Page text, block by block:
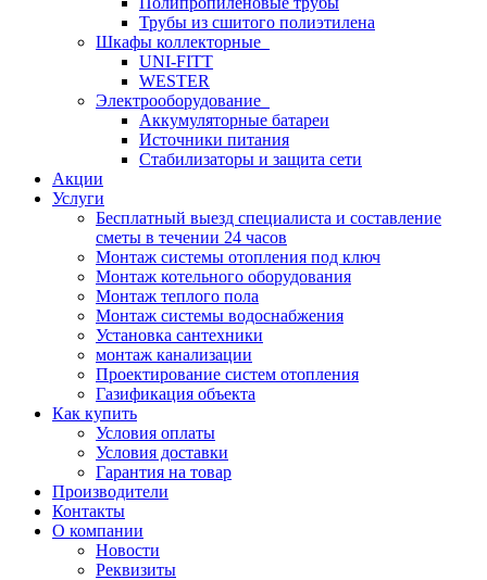
Трубы из сшитого полиэтилена
Шкафы коллекторные
UNI-FITT
WESTER
Электрооборудование
Аккумуляторные батареи
Источники питания
Стабилизаторы и защита сети
Акции
Услуги
Бесплатный выезд специалиста и составление
сметы в течении 24 часов
Монтаж системы отопления под ключ
Монтаж котельного оборудования
Монтаж теплого пола
Монтаж системы водоснабжения
Установка сантехники
монтаж канализации
Проектирование систем отопления
Газификация объекта
Как купить
Условия оплаты
Условия доставки
Гарантия на товар
Производители
Контакты
О компании
Новости
Реквизиты